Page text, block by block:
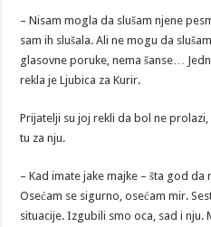
– Nisam mogla da slušam njene
sam ih slušala. Ali ne mogu da
glasovne poruke, nema šanse…
rekla je Ljubica za Kurir.
Prijatelji su joj rekli da bol ne
tu za nju.
– Kad imate jake majke – šta god da
Osećam se sigurno, osećam mir.
situacije. Izgubili smo oca, sad i nju.